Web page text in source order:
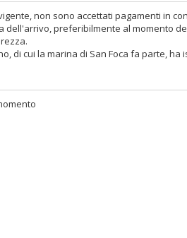
non sono accettati pagamenti in
dell'arrivo, preferibilmente al momento
di cui la marina di San Foca fa parte,